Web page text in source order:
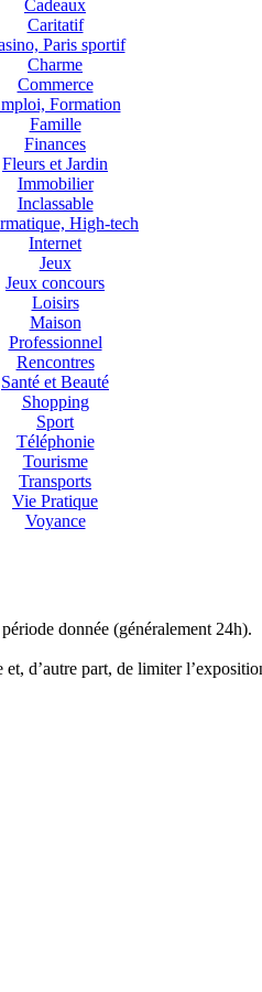
Cadeaux
Caritatif
Paris sportif
Charme
Commerce
Formation
Famille
Finances
Fleurs et Jardin
Immobilier
Inclassable
High-tech
Internet
Jeux
Jeux concours
Loisirs
Maison
Professionnel
Rencontres
Santé et Beauté
Shopping
Sport
Téléphonie
Tourisme
Transports
Vie Pratique
Voyance
donnée (généralement 24h).
d’autre part, de limiter